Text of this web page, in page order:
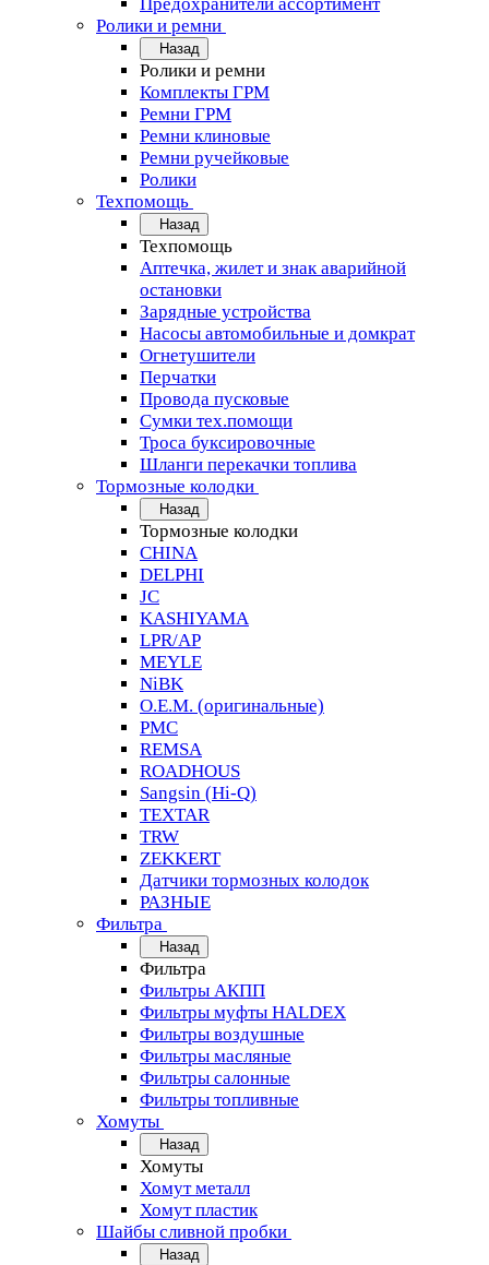
Ролики и ремни
Назад
Ролики и ремни
Комплекты ГРМ
Ремни ГРМ
Ремни клиновые
Ремни ручейковые
Ролики
Техпомощь
Назад
Техпомощь
Аптечка, жилет и знак аварийной
остановки
Зарядные устройства
Насосы автомобильные и домкрат
Огнетушители
Перчатки
Провода пусковые
Сумки тех.помощи
Троса буксировочные
Шланги перекачки топлива
Тормозные колодки
Назад
Тормозные колодки
CHINA
DELPHI
JC
KASHIYAMA
LPR/AP
MEYLE
NiBK
O.E.M. (оригинальные)
PMC
REMSA
ROADHOUS
Sangsin (Hi-Q)
TEXTAR
TRW
ZEKKERT
Датчики тормозных колодок
РАЗНЫЕ
Фильтра
Назад
Фильтра
Фильтры АКПП
Фильтры муфты HALDEX
Фильтры воздушные
Фильтры масляные
Фильтры салонные
Фильтры топливные
Хомуты
Назад
Хомуты
Хомут металл
Хомут пластик
Шайбы сливной пробки
Назад